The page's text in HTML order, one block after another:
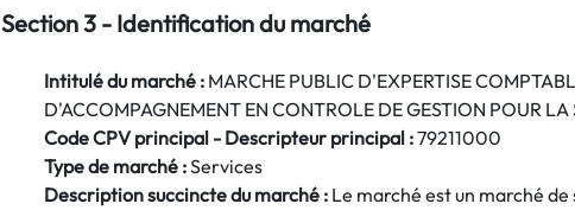
Section 3 - Identification du marché
Intitulé du marché : MARCHE PUBLIC D'EXPERTISE
D'ACCOMPAGNEMENT EN CONTROLE DE GESTION POUR LA
Code CPV principal - Descripteur principal :79211000
Type de marché :Services
Description succincte du marché : Le marché est un marché